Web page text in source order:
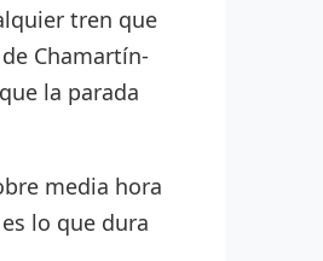
tren que
Chamartín-
la parada
media hora
lo que dura